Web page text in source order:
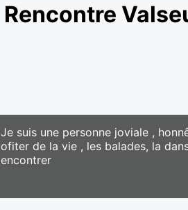
Rencontre
Je suis une personne joviale ,
ofiter de la vie , les balades, la
encontrer